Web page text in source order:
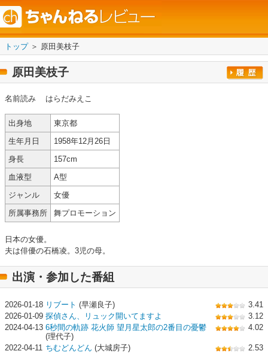
トップ＞ 原田美枝子
原田美枝子
名前読み はらだみえこ
出身地
東京都
生年月日
1958年12月26日
身長
157cm
血液型
A型
ジャンル
女優
所属事務所
舞プロモーション
日本の女優。
夫は俳優の石橋凌。3児の母。
出演・参加した番組
2026-01-18 リブート (早瀬良子)
3.41
2026-01-09 探偵さん、リュック開いてますよ
3.12
2024-04-13 6秒間の軌跡 花火師 望月星太郎の2番目の憂鬱
(理代子)
4.02
2022-04-11 ちむどんどん (大城房子)
2.53